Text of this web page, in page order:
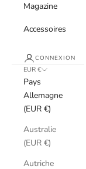
Magazine
Accessoires
CONNEXION
EUR €
Pays
Allemagne
(EUR €)
Australie
(EUR €)
Autriche